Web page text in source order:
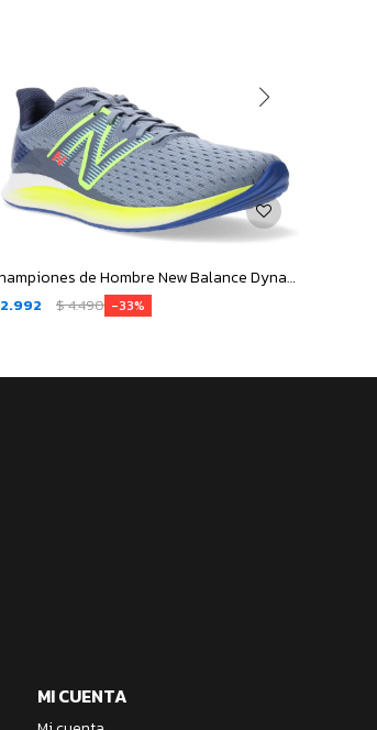
Championes de Hombre New Balance DynaSoft Lowky RC - Gris - Azul Marino
2.992 $4.490 33
MI CUENTA